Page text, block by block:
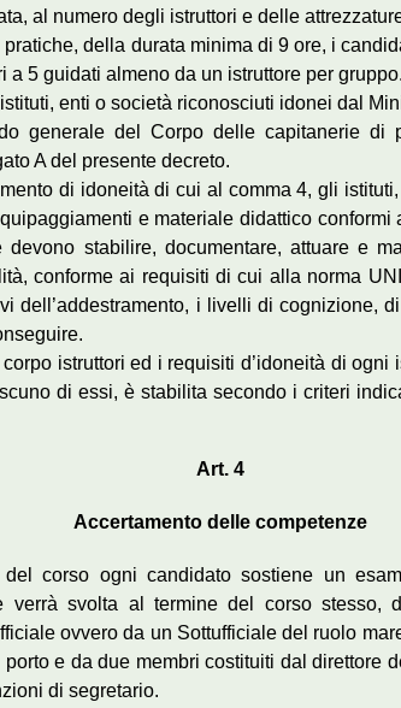
al numero degli istruttori e delle
della durata minima di 9 ore, i
a 5 guidati almeno da un istruttore per gruppo.
istituti, enti o società riconosciuti idonei dal
generale del Corpo delle capitanerie di
A del presente decreto.
di idoneità di cui al comma 4, gli
e materiale didattico conformi
devono stabilire, documentare, attuare e
conforme ai requisiti di cui alla norma
dell’addestramento, i livelli di cognizione,
istruttori ed i requisiti d’idoneità di ogni
di essi, è stabilita secondo i criteri
Art. 4
Accertamento delle competenze
del corso ogni candidato sostiene un
verrà svolta al termine del corso stesso,
ovvero da un Sottufficiale del ruolo
e da due membri costituiti dal direttore
di segretario.